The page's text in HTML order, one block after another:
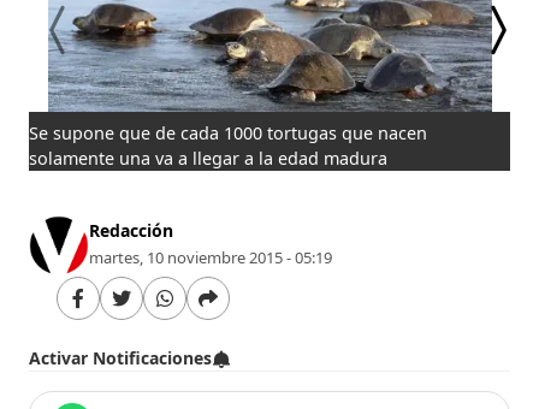
Se supone que de cada 1000 tortugas que nacen
solamente una va a llegar a la edad madura
Redacción
martes, 10 noviembre 2015 - 05:19
Activar Notificaciones